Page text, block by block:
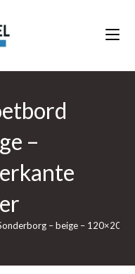
–
– beige – 120×200